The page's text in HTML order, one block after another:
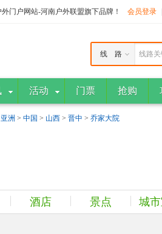
门户网站-河南户外联盟旗下品牌！ 会员登录
线路
线 路
活动 门票 抢购
亚洲 > 中国 > 山西 > 晋中 > 乔家大院
酒店 景点 城